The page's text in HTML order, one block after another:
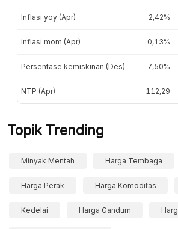
Inflasi yoy (Apr) 2,42%
Inflasi mom (Apr) 0,13%
Persentase kemiskinan (Des) 7,50%
NTP (Apr) 112,29
Topik Trending
Minyak Mentah Harga Tembaga
Harga Perak Harga Komoditas
Kedelai Harga Gandum